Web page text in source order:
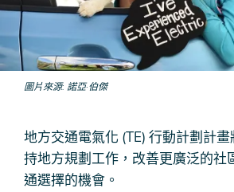
圖片來源 諾亞·伯傑
地方交通電氣化 (TE) 行動計劃計
持地方規劃工作，改善更廣泛的社
通選擇的機會。